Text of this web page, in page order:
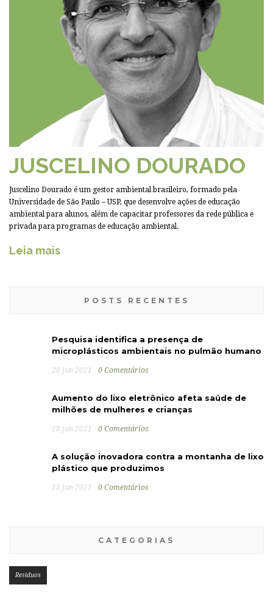
JUSCELINO DOURADO
Juscelino Dourado é um gestor ambiental brasileiro, formado pela
Universidade de São Paulo – USP, que desenvolve ações de educação
ambiental para alunos, além de capacitar professores da rede pública e
privada para programas de educação ambiental.
Leia mais
POSTS RECENTES
Pesquisa identifica a presença de
microplásticos ambientais no pulmão humano
28 jun 2021 0 Comentários
Aumento do lixo eletrônico afeta saúde de
milhões de mulheres e crianças
18 jun 2021 0 Comentários
A solução inovadora contra a montanha de lixo
plástico que produzimos
18 jun 2021 0 Comentários
CATEGORIAS
Resíduos